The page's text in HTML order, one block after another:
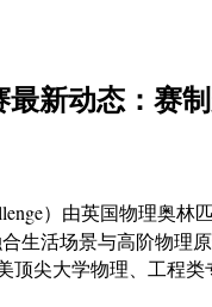
最新动态：赛
）由英国物理
生活场景与高阶物理
尖大学物理、工程类